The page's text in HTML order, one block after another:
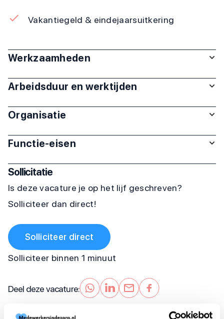
Vakantiegeld & eindejaarsuitkering
Werkzaamheden
Arbeidsduur en werktijden
Organisatie
Functie-eisen
Sollicitatie
Is deze vacature je op het lijf geschreven?
Solliciteer dan direct!
Solliciteer direct
Solliciteer binnen 1 minuut
Deel deze vacature: